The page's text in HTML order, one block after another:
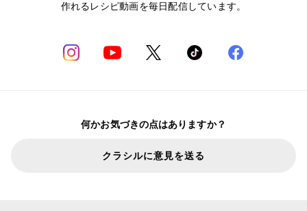
作れるレシピ動画を毎日配信しています。
何かお気づきの点はありますか？
クラシルに意見を送る